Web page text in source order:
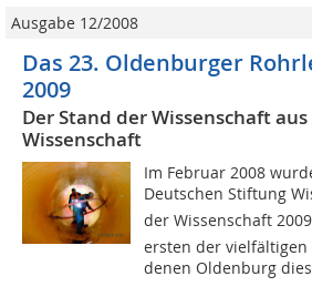
Ausgabe 12/2008
Das 23. Oldenburger
2009
Der Stand der Wissenschaft
Wissenschaft
Im Februar 2008
Deutschen Stiftung
der Wissenschaft
ersten der
denen Oldenburg